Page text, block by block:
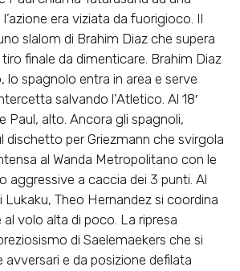
era viziata da fuorigioco. Il
slalom di Brahim Diaz che supera
finale da dimenticare. Brahim Diaz
lo spagnolo entra in area e serve
salvando l’Atletico. Al 18′
Paul, alto. Ancora gli spagnoli,
dischetto per Griezmann che svirgola
al Wanda Metropolitano con le
aggressive a caccia dei 3 punti. Al
Lukaku, Theo Hernandez si coordina
volo alta di poco. La ripresa
di Saelemaekers che si
e da posizione defilata